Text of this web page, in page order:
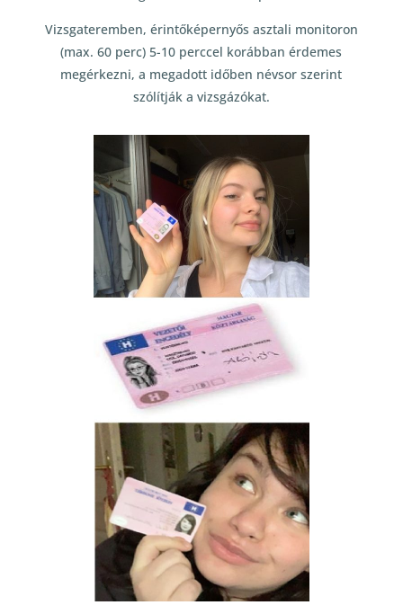
Vizsgateremben, érintőképernyős asztali monitoron
(max. 60 perc) 5-10 perccel korábban érdemes
megérkezni, a megadott időben névsor szerint
szólítják a vizsgázókat.